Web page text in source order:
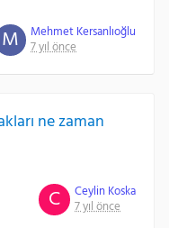
M
Mehmet Kersanlıoğlu
7 yıl önce
ne zaman
C
Ceylin Koska
7 yıl önce